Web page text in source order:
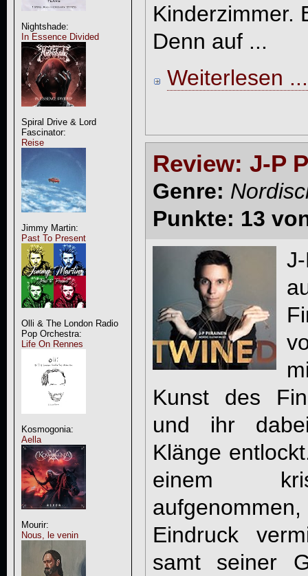
Nightshade:
In Essence Divided
Spiral Drive & Lord
Fascinator:
Reise
Jimmy Martin:
Past To Present
Olli & The London Radio
Pop Orchestra:
Life On Rennes
Kosmogonia:
Aella
Mourir:
Nous, le venin
Kinderzimmer.
Denn auf ...
Weiterlesen ...
Review: J-P
Genre:
Punkte: 13
Kunst des
und ihr
Klänge
einem
Eindruck
samt seiner